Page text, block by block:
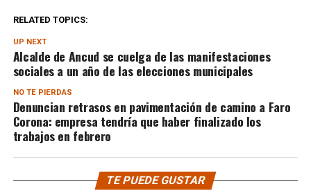
RELATED TOPICS:
UP NEXT
Alcalde de Ancud se cuelga de las manifestaciones
sociales a un año de las elecciones municipales
NO TE PIERDAS
Denuncian retrasos en pavimentación de camino a Faro
Corona: empresa tendría que haber finalizado los
trabajos en febrero
TE PUEDE GUSTAR